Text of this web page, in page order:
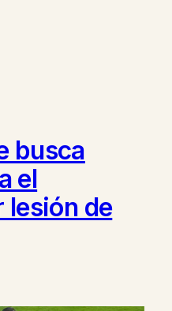
busca
el
lesión de